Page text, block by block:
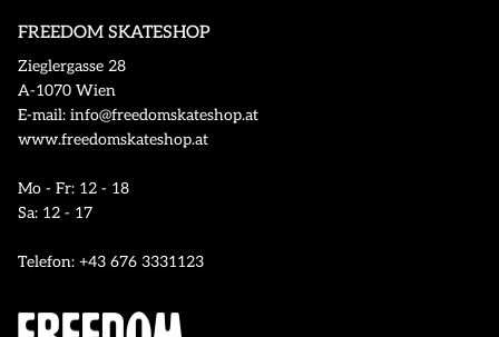
FREEDOM SKATESHOP
Zieglergasse 28
A-1070 Wien
E-mail: info@freedomskateshop.at
www.freedomskateshop.at
Mo - Fr: 12 - 18
Sa: 12 - 17
Telefon: +43 676 3331123